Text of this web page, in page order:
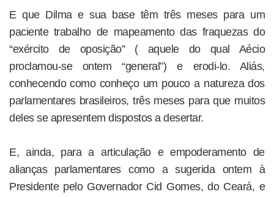
E que Dilma e sua base têm três meses para um
paciente trabalho de mapeamento das fraquezas do
“exército de oposição” ( aquele do qual Aécio
proclamou-se ontem “general”) e erodi-lo. Aliás,
conhecendo como conheço um pouco a natureza dos
parlamentares brasileiros, três meses para que muitos
deles se apresentem dispostos a desertar.
E, ainda, para a articulação e empoderamento de
alianças parlamentares como a sugerida ontem à
Presidente pelo Governador Cid Gomes, do Ceará, e